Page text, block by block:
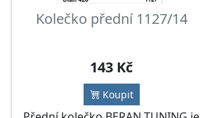
Kolečko přední 1127/14
143 Kč
Koupit